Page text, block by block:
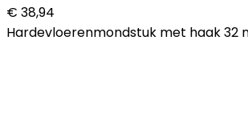
€ 38,94
Hardevloerenmondstuk met haak 32